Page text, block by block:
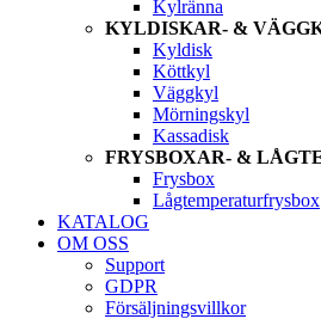
Kylränna
KYLDISKAR- &
Kyldisk
Köttkyl
Väggkyl
Mörningskyl
Kassadisk
FRYSBOXAR- &
Frysbox
Lågtemperaturfrysbox
KATALOG
OM OSS
Support
GDPR
Försäljningsvillkor